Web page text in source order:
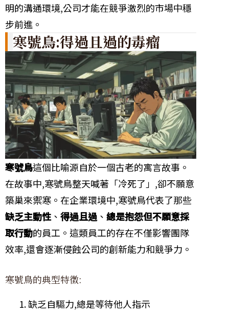
明的溝通環境,公司才能在競爭激烈的市場中穩
步前進。
寒號鳥:得過且過的毒瘤
寒號鳥這個比喻源自於一個古老的寓言故事。
在故事中,寒號鳥整天喊著「冷死了」,卻不願意
築巢來禦寒。在企業環境中,寒號鳥代表了那些
缺乏主動性、 得過且過、 總是抱怨但不願意採
取行動的員工。這類員工的存在不僅影響團隊
效率,還會逐漸侵蝕公司的創新能力和競爭力。
寒號鳥的典型特徵:
缺乏自驅力,總是等待他人指示